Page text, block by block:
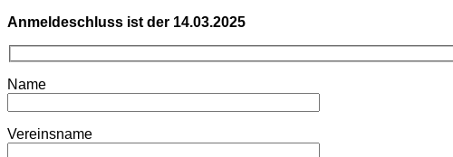
Anmeldeschluss ist der 14.03.2025
Name
Vereinsname